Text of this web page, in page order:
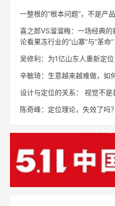
一整根的“根本问题”，不是产
喜之郎VS溜溜梅：一场经典
论看果冻行业的“山寨”与“革命”
吴修利：为1亿山东人重新定
辛敏琦：生意越来越难做，如
设计与定位的关系： 视觉不是
陈奇峰：定位理论，失效了吗？